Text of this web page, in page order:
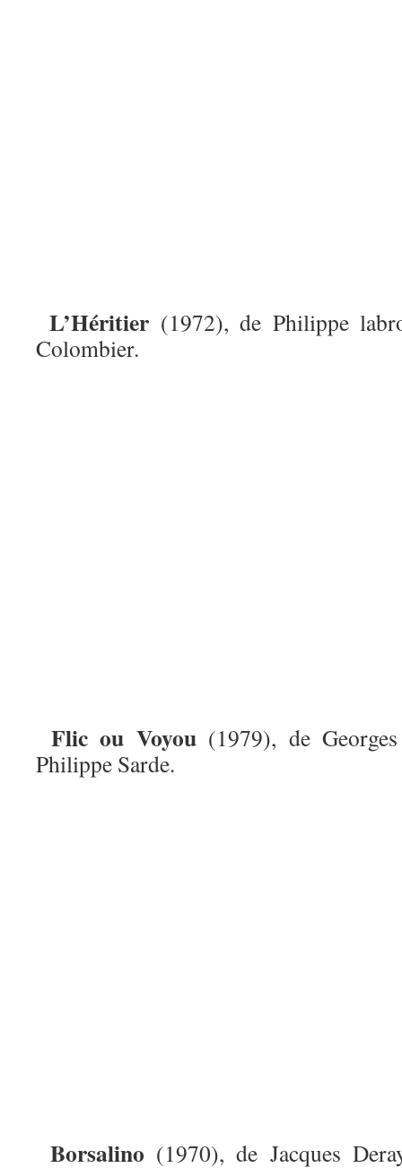
L’Héritier (1972), de Philippe
Colombier.
Flic ou Voyou(1979), de
Philippe Sarde.
Borsalino (1970), de Jacques